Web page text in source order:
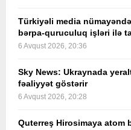
Türkiyəli media
bərpa-quruculuq işləri ilə
6 Avqust 2026, 20:36
Sky News: Ukraynada
fəaliyyət göstərir
6 Avqust 2026, 20:28
Quterreş Hirosimaya atom